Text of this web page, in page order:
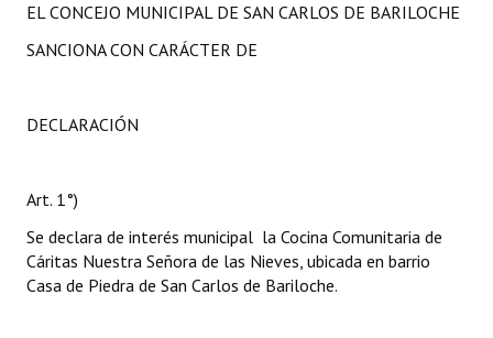
EL CONCEJO MUNICIPAL DE SAN CARLOS DE BARILOCHE
SANCIONA CON CARÁCTER DE
DECLARACIÓN
Art. 1°)
Se declara de interés municipal la Cocina Comunitaria de
Cáritas Nuestra Señora de las Nieves, ubicada en barrio
Casa de Piedra de San Carlos de Bariloche.